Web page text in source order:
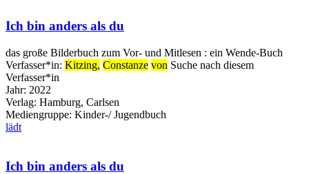
Ich bin anders als du
das große Bilderbuch zum Vor- und Mitlesen : ein Wende-Buch
Verfasser*in: Kitzing, Constanze von Suche nach diesem
Verfasser*in
Jahr: 2022
Verlag: Hamburg, Carlsen
Mediengruppe: Kinder-/ Jugendbuch
lädt
Ich bin anders als du